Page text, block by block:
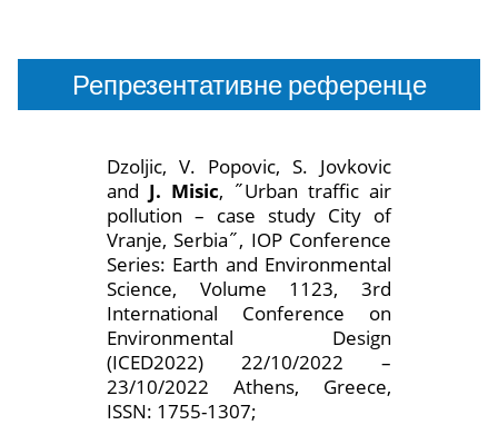
Репрезентативне референце
Dzoljic, V. Popovic, S. Jovkovic
and J. Misic, ˝Urban traffic air
pollution – case study City of
Vranje, Serbia˝, IOP Conference
Series: Earth and Environmental
Science, Volume 1123, 3rd
International Conference on
Environmental Design
(ICED2022) 22/10/2022 –
23/10/2022 Athens, Greece,
ISSN: 1755-1307;